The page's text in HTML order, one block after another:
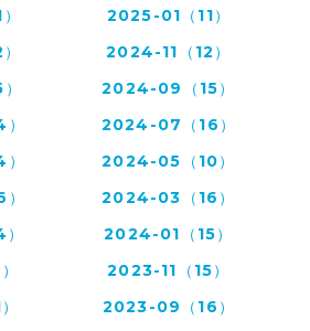
2025-01（11）
2024-11（12）
2024-09（15）
2024-07（16）
2024-05（10）
2024-03（16）
2024-01（15）
2023-11（15）
2023-09（16）